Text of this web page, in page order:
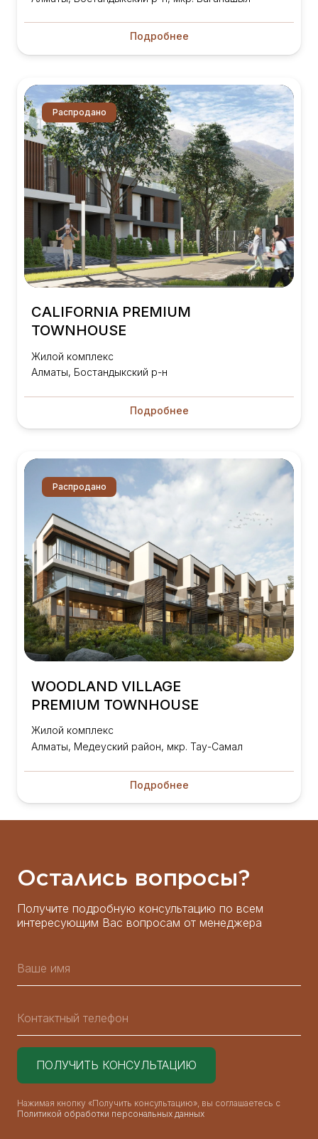
Подробнее
Распродано
CALIFORNIA PREMIUM
TOWNHOUSE
Жилой комплекс
Алматы, Бостандыкский р-н
Подробнее
Распродано
WOODLAND VILLAGE
PREMIUM TOWNHOUSE
Жилой комплекс
Алматы, Медеуский район, мкр. Тау-Самал​
Подробнее
Остались вопросы?
Получите подробную консультацию по всем
интересующим Вас вопросам от менеджера
Нажимая кнопку «Получить консультацию», вы соглашаетесь с
Политикой обработки персональных данных